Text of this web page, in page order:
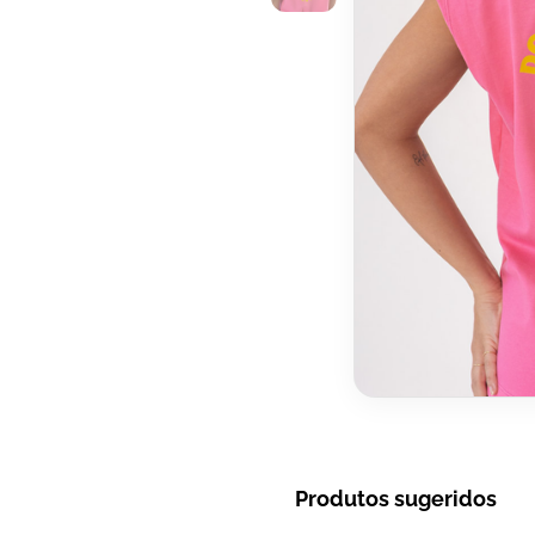
Produtos sugeridos